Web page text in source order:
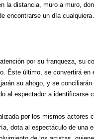
la distancia, muro a muro,
encontrarse un día
por su franqueza, su
Éste último, se convertirá en
su ahogo, y se
al espectador a identificarse
por los mismos actores
dota al espectáculo de una